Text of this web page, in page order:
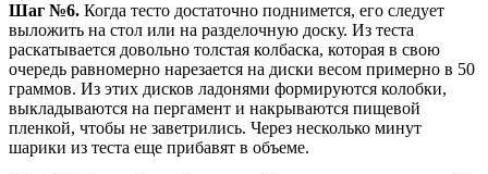
Шаг №6. Когда тесто достаточно поднимется, его следует
выложить на стол или на разделочную доску. Из теста
раскатывается довольно толстая колбаска, которая в свою
очередь равномерно нарезается на диски весом примерно в 50
граммов. Из этих дисков ладонями формируются колобки,
выкладываются на пергамент и накрываются пищевой
пленкой, чтобы не заветрились. Через несколько минут
шарики из теста еще прибавят в объеме.